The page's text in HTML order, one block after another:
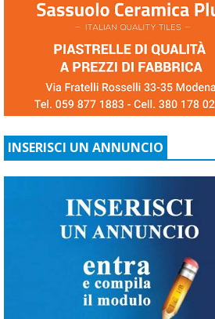
INSERISCI UN ANNUNCIO